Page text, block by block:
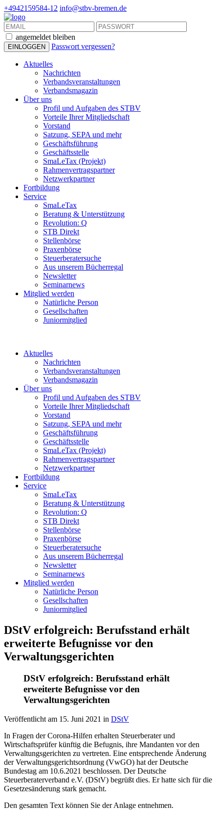
+4942159584-12 info@stbv-bremen.de
angemeldet bleiben
Passwort vergessen?
Aktuelles
Nachrichten
Verbandsveranstaltungen
Verbandsmagazin
Über uns
Profil und Aufgaben des STBV
Vorteile Ihrer Mitgliedschaft
Vorstand
Satzung, SEPA und mehr
Geschäftsführung
Geschäftsstelle
SmaLeTax (Projekt)
Rahmenvertragspartner
Netzwerkpartner
Fortbildung
Service
SmaLeTax
Beratung & Unterstützung
Revolution: Q
STB Direkt
Stellenbörse
Praxenbörse
Steuerberatersuche
Aus unserem Bücherregal
Newsletter
Seminarnews
Mitglied werden
Natürliche Person
Gesellschaften
Juniormitglied
Aktuelles
Nachrichten
Verbandsveranstaltungen
Verbandsmagazin
Über uns
Profil und Aufgaben des STBV
Vorteile Ihrer Mitgliedschaft
Vorstand
Satzung, SEPA und mehr
Geschäftsführung
Geschäftsstelle
SmaLeTax (Projekt)
Rahmenvertragspartner
Netzwerkpartner
Fortbildung
Service
SmaLeTax
Beratung & Unterstützung
Revolution: Q
STB Direkt
Stellenbörse
Praxenbörse
Steuerberatersuche
Aus unserem Bücherregal
Newsletter
Seminarnews
Mitglied werden
Natürliche Person
Gesellschaften
Juniormitglied
DStV erfolgreich: Berufsstand erhält
erweiterte Befugnisse vor den
Verwaltungsgerichten
DStV erfolgreich: Berufsstand erhält
erweiterte Befugnisse vor den
Verwaltungsgerichten
Veröffentlicht am 15. Juni 2021 in DStV
In Fragen der Corona-Hilfen erhalten Steuerberater und
Wirtschaftsprüfer künftig die Befugnis, ihre Mandanten vor den
Verwaltungsgerichten zu vertreten. Eine entsprechende Änderung
der Verwaltungsgerichtsordnung (VwGO) hat der Deutsche
Bundestag am 10.6.2021 beschlossen. Der Deutsche
Steuerberaterverband e.V. (DStV) begrüßt dies. Er hatte sich für die
Gesetzesänderung stark gemacht.
Den gesamten Text können Sie der Anlage entnehmen.